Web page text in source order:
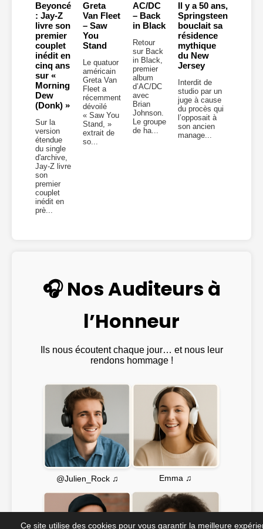
Beyoncé
: Jay-Z
livre son
premier
couplet
inédit en
cinq ans
sur «
Morning
Dew
(Donk) »
Sur la
version
étendue
du single
d'archive,
Jay-Z livre
son
premier
couplet
inédit en
prè...
Greta
Van Fleet
– Saw
You
Stand
Le quatuor
américain
Greta Van
Fleet a
récemment
dévoilé
« Saw You
Stand, »
extrait de
so...
AC/DC
– Back
in Black
Retour
sur Back
in Black,
premier
album
d’AC/DC
avec
Brian
Johnson.
Le groupe
de ha...
Il y a 50 ans,
Springsteen
bouclait sa
résidence
mythique
du New
Jersey
Interdit de
studio par un
juge à cause
du procès qui
l’opposait à
son ancien
manage...
🎧 Nos Auditeurs à
l’Honneur
Ils nous écoutent chaque jour… et nous leur
rendons hommage !
@Julien_Rock ♫ Emma ♫
Ce site utilise des cookies pour vous garantir la meilleure